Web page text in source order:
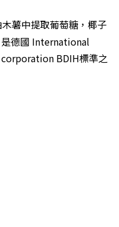
薯中提取葡萄糖，椰子
德國 International
BDIH標準之